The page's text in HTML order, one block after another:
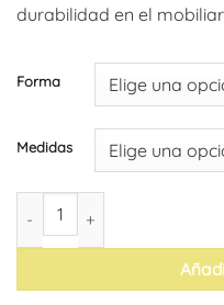
durabilidad en el
Forma
Medidas
Tablero de mesa